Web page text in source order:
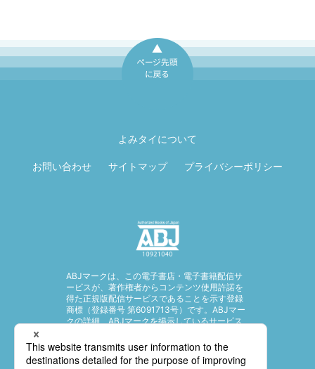
よみタイについて
お問い合わせ サイトマップ プライバシーポリシー
ABJマークは、この電子書店・電子書籍配信サ
ービスが、著作権者からコンテンツ使用許諾を
得た正規版配信サービスであることを示す登録
商標（登録番号 第6091713号）です。ABJマー
クの詳細、ABJマークを掲示しているサービス